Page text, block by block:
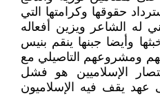
حقوقها وكرامتها التي
له الشاعر ويزين أفعاله
وأيضا جبنها ينقم بنيس
ومشروعهم التاصيلي مع
الإسلاميين هو فشل
عهد يقف فيه الإسلاميون